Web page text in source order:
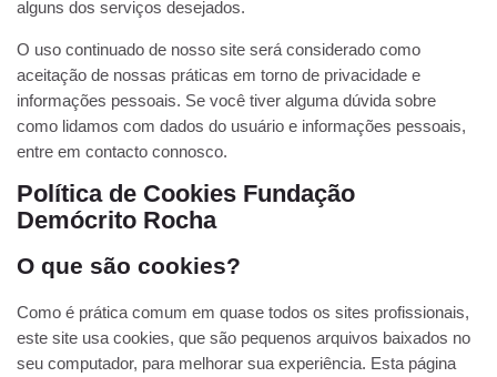
alguns dos serviços desejados.
O uso continuado de nosso site será considerado como
aceitação de nossas práticas em torno de privacidade e
informações pessoais. Se você tiver alguma dúvida sobre
como lidamos com dados do usuário e informações pessoais,
entre em contacto connosco.
Política de Cookies Fundação
Demócrito Rocha
O que são cookies?
Como é prática comum em quase todos os sites profissionais,
este site usa cookies, que são pequenos arquivos baixados no
seu computador, para melhorar sua experiência. Esta página